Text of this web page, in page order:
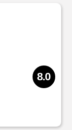
8.0